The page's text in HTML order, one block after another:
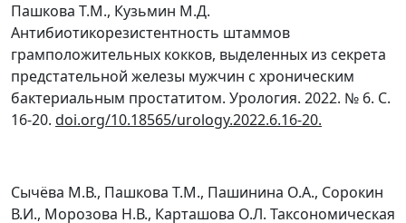
Пашкова Т.М., Кузьмин М.Д.
Антибиотикорезистентность штаммов
грамположительных кокков, выделенных из секрета
предстательной железы мужчин с хроническим
бактериальным простатитом. Урология. 2022. № 6. С.
16-20. doi.org/10.18565/urology.2022.6.16-20.
Сычёва М.В., Пашкова Т.М., Пашинина О.А., Сорокин
В.И., Морозова Н.В., Карташова О.Л. Таксономическая